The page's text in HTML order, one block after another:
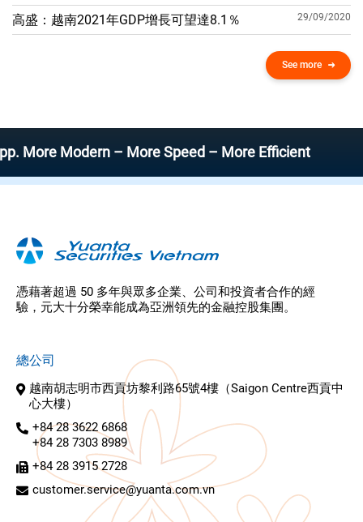
高盛：越南2021年GDP增​​長可望達8.1％ 29/09/2020
See more
– More Speed – More Efficient
憑藉著超過 50 多年與眾多企業、公司和投資者合作的經
驗，元大十分榮幸能成為亞洲領先的金融控股集團。
總公司
越南胡志明市西貢坊黎利路65號4樓（Saigon Centre西貢中
心大樓）
+84 28 3622 6868
+84 28 7303 8989
+84 28 3915 2728
customer.service@yuanta.com.vn